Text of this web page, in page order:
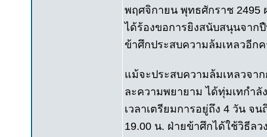
พฤศจิกายน พุทธศักราช 2495
ได้ร้องขอการยิงสนับสนุนจาก
ข้าศึกประสบความล้มเหลวอีกค
แม้จะประสบความล้มเหลวจา
ละความพยายาม ได้ทุ่มเทกำ
เวลาเตรียมการอยู่ถึง 4 วัน จ
19.00 น. ฝ่ายข้าศึกได้ใช้วิธีล